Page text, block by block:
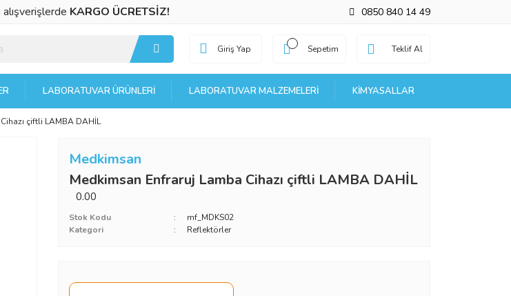
KARGO ÜCRETSİZ! 0850 840 14 49
Giriş Yap Sepetim Teklif Al
LABORATUVAR ÜRÜNLERI LABORATUVAR MALZEMELERI KIMYASALLAR
çiftli LAMBA DAHİL
Medkimsan
Medkimsan Enfraruj Lamba Cihazı çiftli LAMBA DAHİL
0.00
Stok Kodu
mf_MDKS02
Kategori
Reflektörler